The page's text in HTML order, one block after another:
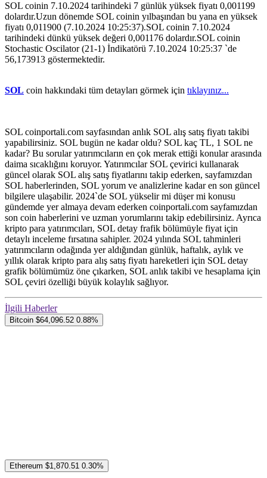
SOL coinin 7.10.2024 tarihindeki 7 günlük yüksek fiyatı 0,001199
dolardır.Uzun dönemde SOL coinin yılbaşından bu yana en yüksek
fiyatı 0,011900 (7.10.2024 10:25:37).SOL coinin 7.10.2024
tarihindeki dünkü yüksek değeri 0,001176 dolardır.SOL coinin
Stochastic Oscilator (21-1) İndikatörü 7.10.2024 10:25:37 `de
56,173913 göstermektedir.
SOL coin hakkındaki tüm detayları görmek için tıklayınız...
SOL coinportali.com sayfasından anlık SOL alış satış fiyatı takibi
yapabilirsiniz. SOL bugün ne kadar oldu? SOL kaç TL, 1 SOL ne
kadar? Bu sorular yatırımcıların en çok merak ettiği konular arasında
daima sıcaklığını koruyor. Yatırımcılar SOL çevirici kullanarak
güncel olarak SOL alış satış fiyatlarını takip ederken, sayfamızdan
SOL haberlerinden, SOL yorum ve analizlerine kadar en son güncel
bilgilere ulaşabilir. 2024`de SOL yükselir mi düşer mi konusu
gündemde yer almaya devam ederken coinportali.com sayfamızdan
son coin haberlerini ve uzman yorumlarını takip edebilirsiniz. Ayrıca
kripto para yatırımcıları, SOL detay frafik bölümüyle fiyat için
detaylı inceleme fırsatına sahipler. 2024 yılında SOL tahminleri
yatırımcıların odağında yer aldığından günlük, haftalık, aylık ve
yıllık olarak kripto para alış satış fiyatı hareketleri için SOL detay
grafik bölümümüz öne çıkarken, SOL anlık takibi ve hesaplama için
SOL çeviri özelliği büyük kolaylık sağlıyor.
İlgili Haberler
Bitcoin $64,096.52 0.88%
Ethereum $1,870.51 0.30%